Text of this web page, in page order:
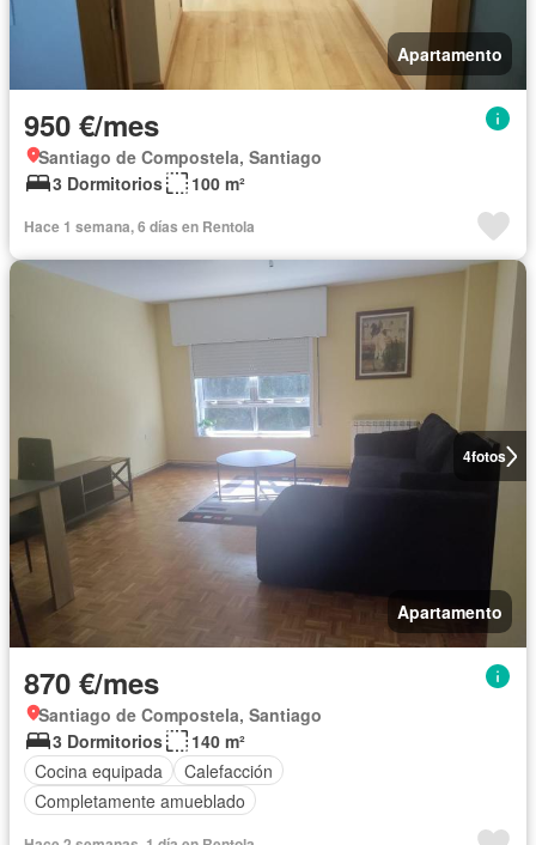
Apartamento
950 €/mes
Santiago de Compostela, Santiago
3 Dormitorios
100 m²
Hace 1 semana, 6 días en Rentola
4fotos
Apartamento
870 €/mes
Santiago de Compostela, Santiago
3 Dormitorios
140 m²
Cocina equipada
Calefacción
Completamente amueblado